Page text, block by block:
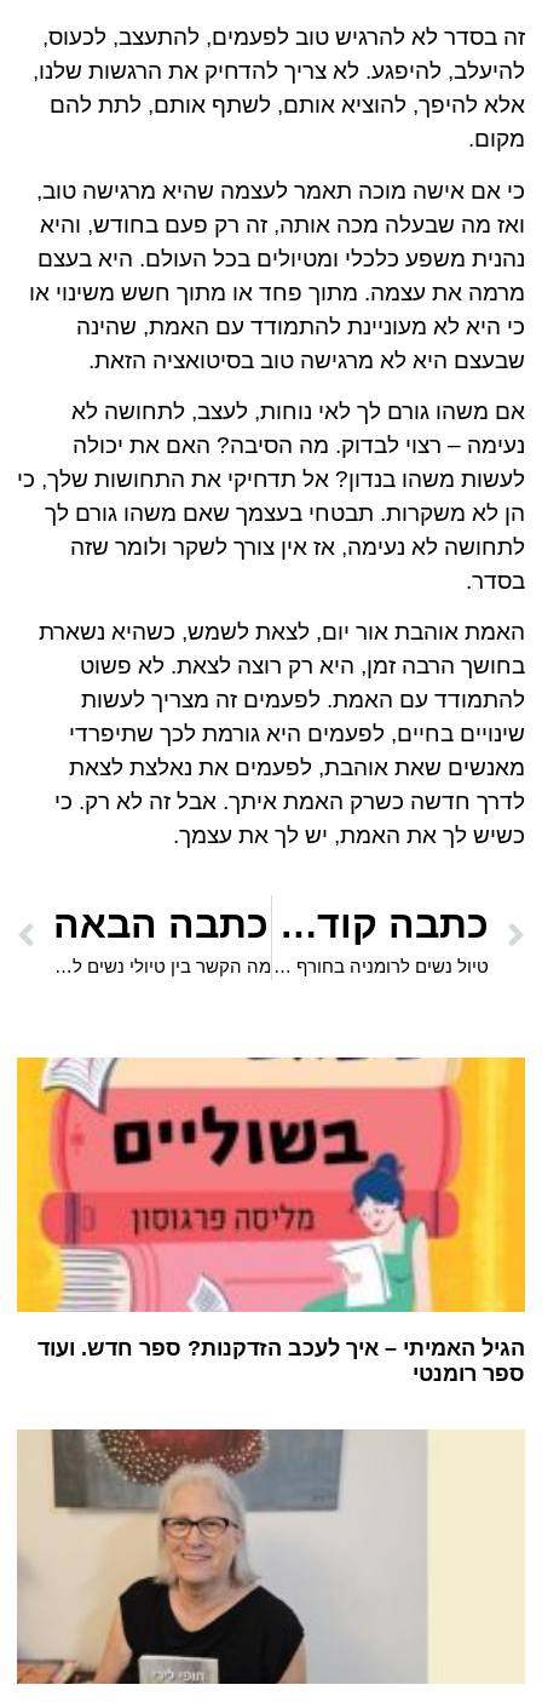
זה בסדר לא להרגיש טוב לפעמים, להתעצב, לכעוס,
להיעלב, להיפגע. לא צריך להדחיק את הרגשות שלנו,
אלא להיפך, להוציא אותם, לשתף אותם, לתת להם
מקום.
כי אם אישה מוכה תאמר לעצמה שהיא מרגישה טוב,
ואז מה שבעלה מכה אותה, זה רק פעם בחודש, והיא
נהנית משפע כלכלי ומטיולים בכל העולם. היא בעצם
מרמה את עצמה. מתוך פחד או מתוך חשש משינוי או
כי היא לא מעוניינת להתמודד עם האמת, שהינה
שבעצם היא לא מרגישה טוב בסיטואציה הזאת.
אם משהו גורם לך לאי נוחות, לעצב, לתחושה לא
נעימה – רצוי לבדוק. מה הסיבה? האם את יכולה
לעשות משהו בנדון? אל תדחיקי את התחושות שלך, כי
הן לא משקרות. תבטחי בעצמך שאם משהו גורם לך
לתחושה לא נעימה, אז אין צורך לשקר ולומר שזה
בסדר.
האמת אוהבת אור יום, לצאת לשמש, כשהיא נשארת
בחושך הרבה זמן, היא רק רוצה לצאת. לא פשוט
להתמודד עם האמת. לפעמים זה מצריך לעשות
שינויים בחיים, לפעמים היא גורמת לכך שתיפרדי
מאנשים שאת אוהבת, לפעמים את נאלצת לצאת
לדרך חדשה כשרק האמת איתך. אבל זה לא רק. כי
כשיש לך את האמת, יש לך את עצמך.
כתבה קודמת
טיול נשים לרומניה בחורף – חוויה בלתי נשכחת!
כתבה הבאה
מה הקשר בין טיולי נשים להעצמה אישית?
הגיל האמיתי – איך לעכב הזדקנות? ספר חדש. ועוד
ספר רומנטי